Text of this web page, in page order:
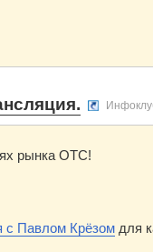
рынка ОТС!
с Павлом Крёзом для